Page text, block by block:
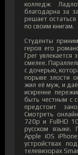
колледж
благодарна за
решает остаться
по своим книгам.
Студенты
героя его
Грег увлекается
смелее.
с дочерью,
порыве злости
жил её муж, и
искренне
быть честным с
предстоит
Смотреть
720p и FullHD
русском языке.
Apple iOS
устройствах
телевизорах